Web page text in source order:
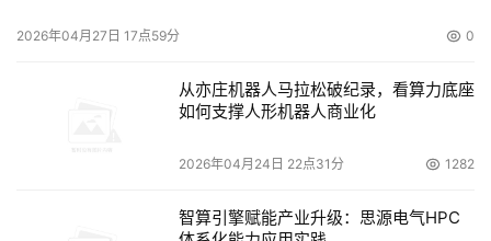
2026年04月27日 17点59分 0
从亦庄机器人马拉松破纪录，看算力底座
如何支撑人形机器人商业化
2026年04月24日 22点31分 1282
智算引擎赋能产业升级：思源电气HPC